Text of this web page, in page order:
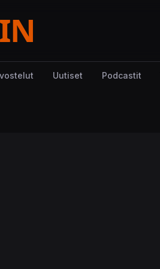
Uutiset Podcastit